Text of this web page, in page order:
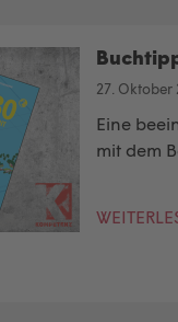
27. Oktober
Eine
mit dem